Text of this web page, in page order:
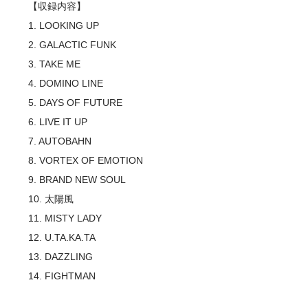
【収録内容】
1. LOOKING UP
2. GALACTIC FUNK
3. TAKE ME
4. DOMINO LINE
5. DAYS OF FUTURE
6. LIVE IT UP
7. AUTOBAHN
8. VORTEX OF EMOTION
9. BRAND NEW SOUL
10. 太陽風
11. MISTY LADY
12. U.TA.KA.TA
13. DAZZLING
14. FIGHTMAN